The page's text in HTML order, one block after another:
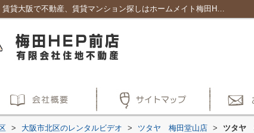
ツタヤ 梅田堂山店周辺の物件一覧｜賃貸大阪で不動産、賃貸マンション探しはホームメイト梅田HEP前店
> 大阪市北区のレンタルビデオ > ツタヤ 梅田堂山店 > ツタヤ